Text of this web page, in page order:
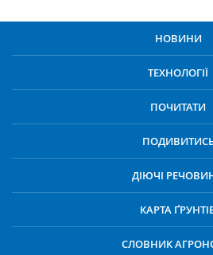
НОВИНИ
ТЕХНОЛОГІЇ
ПОЧИТАТИ
ДІЮЧІ
КАРТА
СЛОВНИК